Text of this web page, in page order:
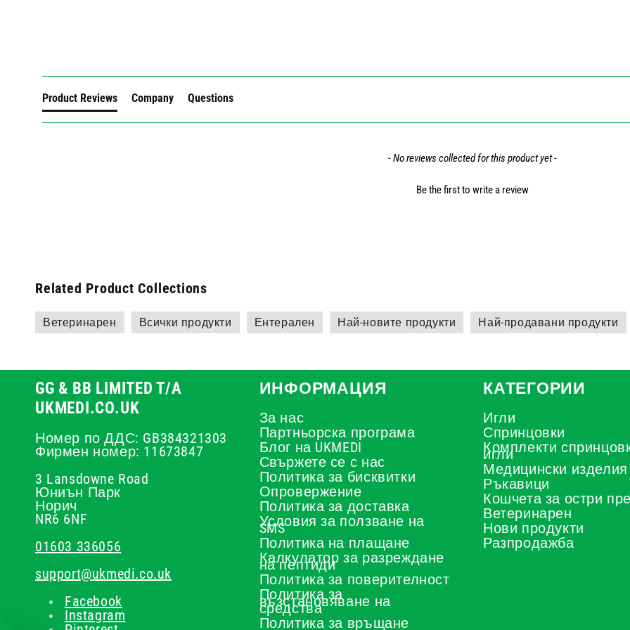
Product Reviews Company Questions
- No reviews collected for this product yet -
Be the first to write a review
Related Product Collections
Ветеринарен Всички продукти Ентерален Най-новите продукти Най-продавани продукти
GG & BB LIMITED T/A
UKMEDI.CO.UK
Номер по ДДС: GB384321303
Фирмен номер: 11673847
3 Lansdowne Road
Юниън Парк
Норич
NR6 6NF
01603 336056
support@ukmedi.co.uk
Facebook
Instagram
ИНФОРМАЦИЯ
За нас
Партньорска програма
Блог на UKMEDI
Свържете се с нас
Политика за бисквитки
Опровержение
Политика за доставка
Условия за ползване на
SMS
Политика на плащане
Калкулатор за разреждане
на пептиди
Политика за поверителност
Политика за
възстановяване на
средства
Политика за връщане
КАТЕГОРИИ
Игли
Спринцовки
Комплекти
игли
Медицински изделия
Ръкавици
Кошчета за остри
Ветеринарен
Нови продукти
Разпродажба